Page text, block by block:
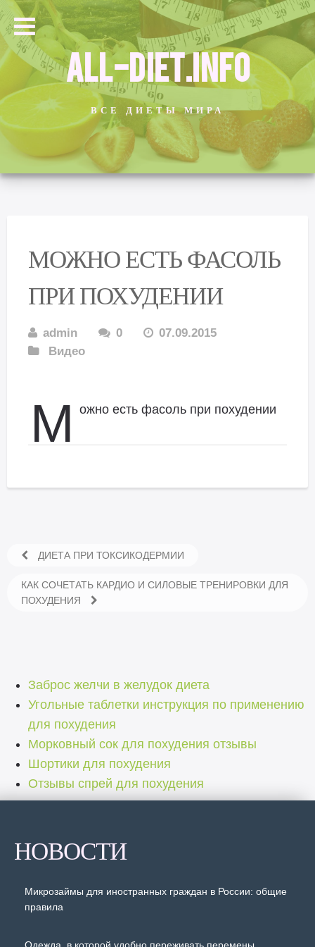
ALL-DIET.INFO
ВСЕ ДИЕТЫ МИРА
МОЖНО ЕСТЬ ФАСОЛЬ
ПРИ ПОХУДЕНИИ
admin 0
07.09.2015
Видео
М ожно есть фасоль при похудении
ДИЕТА ПРИ ТОКСИКОДЕРМИИ
КАК СОЧЕТАТЬ КАРДИО И СИЛОВЫЕ ТРЕНИРОВКИ ДЛЯ
ПОХУДЕНИЯ
Заброс желчи в желудок диета
Угольные таблетки инструкция по применению
для похудения
Морковный сок для похудения отзывы
Шортики для похудения
Отзывы спрей для похудения
НОВОСТИ
Микрозаймы для иностранных граждан в России: общие
правила